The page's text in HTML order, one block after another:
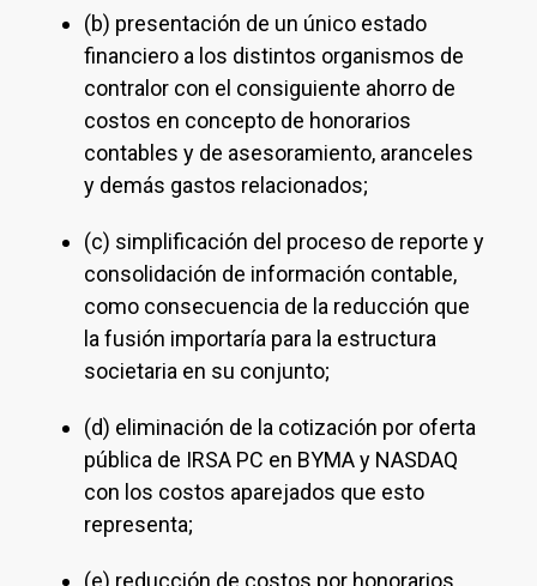
(b) presentación de un único estado
financiero a los distintos organismos de
contralor con el consiguiente ahorro de
costos en concepto de honorarios
contables y de asesoramiento, aranceles
y demás gastos relacionados;
(c) simplificación del proceso de reporte y
consolidación de información contable,
como consecuencia de la reducción que
la fusión importaría para la estructura
societaria en su conjunto;
(d) eliminación de la cotización por oferta
pública de IRSA PC en BYMA y NASDAQ
con los costos aparejados que esto
representa;
(e) reducción de costos por honorarios